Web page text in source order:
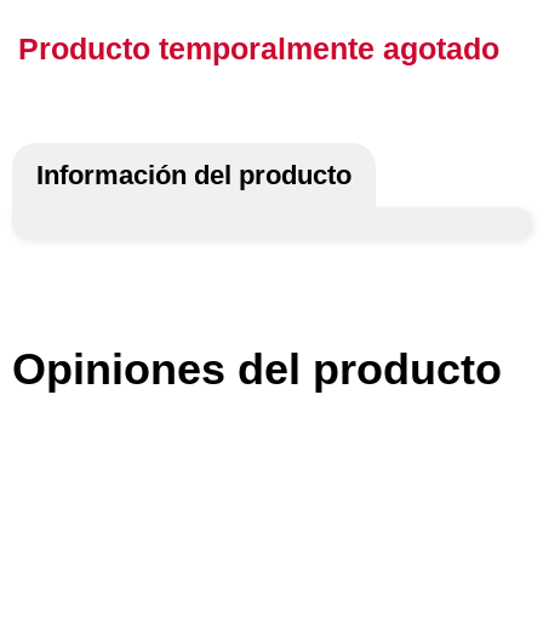
Producto temporalmente agotado
Información del producto
Opiniones del producto